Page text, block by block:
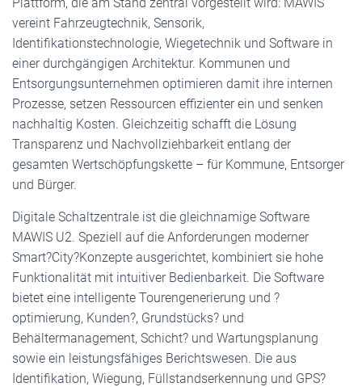
vereint Fahrzeugtechnik, Sensorik,
Identifikationstechnologie, Wiegetechnik und Software in
einer durchgängigen Architektur. Kommunen und
Entsorgungsunternehmen optimieren damit ihre internen
Prozesse, setzen Ressourcen effizienter ein und senken
nachhaltig Kosten. Gleichzeitig schafft die Lösung
Transparenz und Nachvollziehbarkeit entlang der
gesamten Wertschöpfungskette – für Kommune, Entsorger
und Bürger.
Digitale Schaltzentrale ist die gleichnamige Software
MAWIS U2. Speziell auf die Anforderungen moderner
Smart?City?Konzepte ausgerichtet, kombiniert sie hohe
Funktionalität mit intuitiver Bedienbarkeit. Die Software
bietet eine intelligente Tourengenerierung und ?
optimierung, Kunden?, Grundstücks? und
Behältermanagement, Schicht? und Wartungsplanung
sowie ein leistungsfähiges Berichtswesen. Die aus
Identifikation, Wiegung, Füllstandserkennung und GPS?